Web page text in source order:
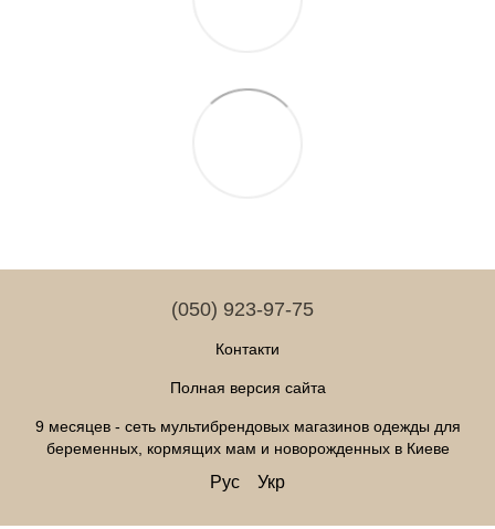
(050) 923-97-75
Контакти
Полная версия сайта
9 месяцев - сеть мультибрендовых магазинов одежды для
беременных, кормящих мам и новорожденных в Киеве
Рус Укр